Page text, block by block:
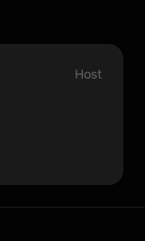
Host